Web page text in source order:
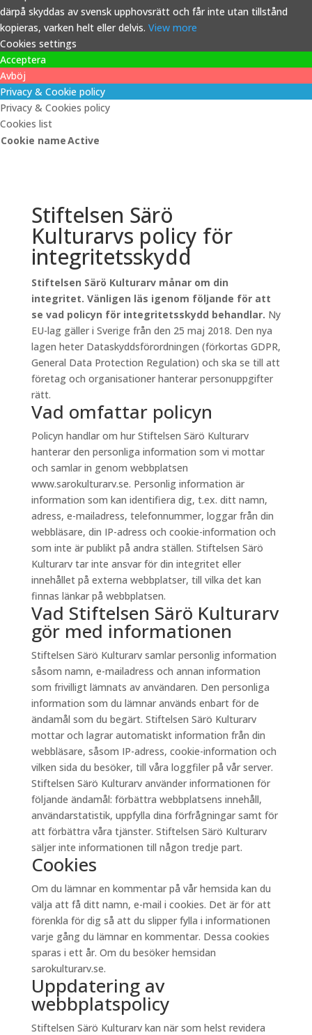
därpå skyddas av svensk upphovsrätt och får inte utan tillstånd
kopieras, varken helt eller delvis. View more
Cookies settings
Acceptera
Avböj
Privacy & Cookie policy
Privacy & Cookies policy
Cookies list
Cookie nameActive
Stiftelsen Särö
Kulturarvs policy för
integritetsskydd
Stiftelsen Särö Kulturarv månar om din
integritet. Vänligen läs igenom följande för att
se vad policyn för integritetsskydd behandlar. Ny
EU-lag gäller i Sverige från den 25 maj 2018. Den nya
lagen heter Dataskyddsförordningen (förkortas GDPR,
General Data Protection Regulation) och ska se till att
företag och organisationer hanterar personuppgifter
rätt.
Vad omfattar policyn
Policyn handlar om hur Stiftelsen Särö Kulturarv
hanterar den personliga information som vi mottar
och samlar in genom webbplatsen
www.sarokulturarv.se. Personlig information är
information som kan identifiera dig, t.ex. ditt namn,
adress, e-mailadress, telefonnummer, loggar från din
webbläsare, din IP-adress och cookie-information och
som inte är publikt på andra ställen. Stiftelsen Särö
Kulturarv tar inte ansvar för din integritet eller
innehållet på externa webbplatser, till vilka det kan
finnas länkar på webbplatsen.
Vad Stiftelsen Särö Kulturarv
gör med informationen
Stiftelsen Särö Kulturarv samlar personlig information
såsom namn, e-mailadress och annan information
som frivilligt lämnats av användaren. Den personliga
information som du lämnar används enbart för de
ändamål som du begärt. Stiftelsen Särö Kulturarv
mottar och lagrar automatiskt information från din
webbläsare, såsom IP-adress, cookie-information och
vilken sida du besöker, till våra loggfiler på vår server.
Stiftelsen Särö Kulturarv använder informationen för
följande ändamål: förbättra webbplatsens innehåll,
användarstatistik, uppfylla dina förfrågningar samt för
att förbättra våra tjänster. Stiftelsen Särö Kulturarv
säljer inte informationen till någon tredje part.
Cookies
Om du lämnar en kommentar på vår hemsida kan du
välja att få ditt namn, e-mail i cookies. Det är för att
förenkla för dig så att du slipper fylla i informationen
varje gång du lämnar en kommentar. Dessa cookies
sparas i ett år. Om du besöker hemsidan
sarokulturarv.se.
Uppdatering av
webbplatspolicy
Stiftelsen Särö Kulturarv kan när som helst revidera